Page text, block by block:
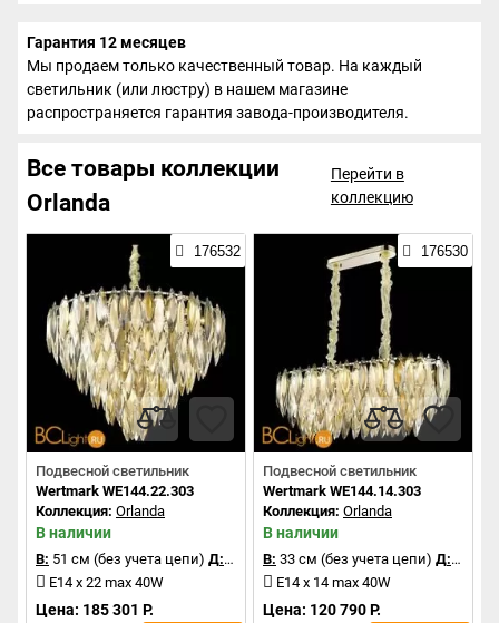
Гарантия 12 месяцев
Мы продаем только качественный товар. На каждый
светильник (или люстру) в нашем магазине
распространяется гарантия завода-производителя.
Все товары коллекции
Orlanda
Перейти в
коллекцию
176532
Подвесной светильник
Wertmark WE144.22.303
Коллекция: Orlanda
В наличии
В: 51 см (без учета цепи) Д:80 см
E14 x 22 max 40W
Цена: 185 301 Р.
176530
Подвесной светильник
Wertmark WE144.14.303
Коллекция: Orlanda
В наличии
В: 33 см (без учета цепи) Д:90 см
E14 x 14 max 40W
Цена: 120 790 Р.